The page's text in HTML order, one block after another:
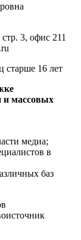
3, офис 211
старше 16 лет
и массовых
медиа;
в
баз